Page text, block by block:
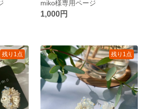
miko様専用ページ
1,000円
残り1点 残り1点